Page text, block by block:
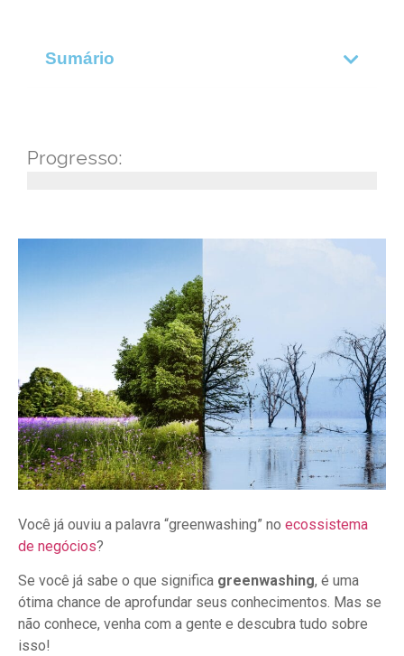
Sumário
Progresso:
Você já ouviu a palavra “greenwashing” no ecossistema
de negócios?
Se você já sabe o que significa greenwashing, é uma
ótima chance de aprofundar seus conhecimentos. Mas se
não conhece, venha com a gente e descubra tudo sobre
isso!